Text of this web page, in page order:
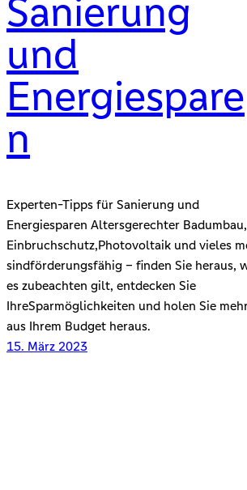
Sanierung
und
Energiespare
n
Experten-Tipps für Sanierung und
Energiesparen Altersgerechter Badumbau,
Einbruchschutz,Photovoltaik und vieles
sindförderungsfähig – ﬁnden Sie heraus,
es zubeachten gilt, entdecken Sie
IhreSparmöglichkeiten und holen Sie
aus Ihrem Budget heraus.
15. März 2023